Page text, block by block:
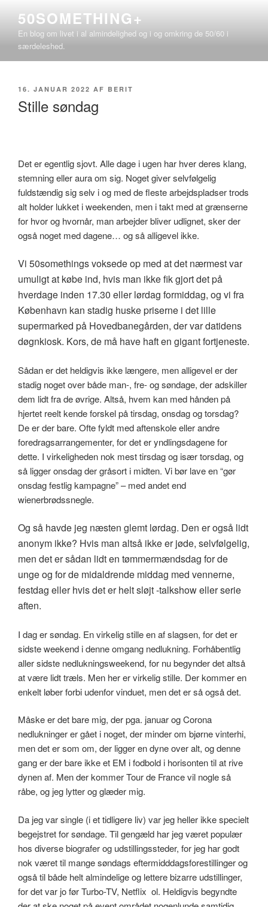
indhold
50SOMETHING+
En blog om livet i al almindelighed og i og omkring de 50/60 i
særdeleshed.
UDGIVET
16. JANUAR 2022 AF BERIT
Stille søndag
Det er egentlig sjovt. Alle dage i ugen har hver deres klang,
stemning eller aura om sig. Noget giver selvfølgelig
fuldstændig sig selv i og med de fleste arbejdspladser trods
alt holder lukket i weekenden, men i takt med at grænserne
for hvor og hvornår, man arbejder bliver udlignet, sker der
også noget med dagene… og så alligevel ikke.
Vi 50somethings voksede op med at det nærmest var
umuligt at købe ind, hvis man ikke fik gjort det på
hverdage inden 17.30 eller lørdag formiddag, og vi fra
København kan stadig huske priserne i det lille
supermarked på Hovedbanegården, der var datidens
døgnkiosk. Kors, de må have haft en gigant fortjeneste.
Sådan er det heldigvis ikke længere, men alligevel er der
stadig noget over både man-, fre- og søndage, der adskiller
dem lidt fra de øvrige. Altså, hvem kan med hånden på
hjertet reelt kende forskel på tirsdag, onsdag og torsdag?
De er der bare. Ofte fyldt med aftenskole eller andre
foredragsarrangementer, for det er yndlingsdagene for
dette. I virkeligheden nok mest tirsdag og især torsdag, og
så ligger onsdag der gråsort i midten. Vi bør lave en “gør
onsdag festlig kampagne” – med andet end
wienerbrødssnegle.
Og så havde jeg næsten glemt lørdag. Den er også lidt
anonym ikke? Hvis man altså ikke er jøde, selvfølgelig,
men det er sådan lidt en tømmermændsdag for de
unge og for de midaldrende middag med vennerne,
festdag eller hvis det er helt sløjt -talkshow eller serie
aften.
I dag er søndag. En virkelig stille en af slagsen, for det er
sidste weekend i denne omgang nedlukning. Forhåbentlig
aller sidste nedlukningsweekend, for nu begynder det altså
at være lidt træls. Men her er virkelig stille. Der kommer en
enkelt løber forbi udenfor vinduet, men det er så også det.
Måske er det bare mig, der pga. januar og Corona
nedlukninger er gået i noget, der minder om bjørne vinterhi,
men det er som om, der ligger en dyne over alt, og denne
gang er der bare ikke et EM i fodbold i horisonten til at rive
dynen af. Men der kommer Tour de France vil nogle så
råbe, og jeg lytter og glæder mig.
Da jeg var single (i et tidligere liv) var jeg heller ikke specielt
begejstret for søndage. Til gengæld har jeg været populær
hos diverse biografer og udstillingssteder, for jeg har godt
nok været til mange søndags eftermidddagsforestillinger og
også til både helt almindelige og lettere bizarre udstillinger,
for det var jo før Turbo-TV, Netflix ol. Heldigvis begyndte